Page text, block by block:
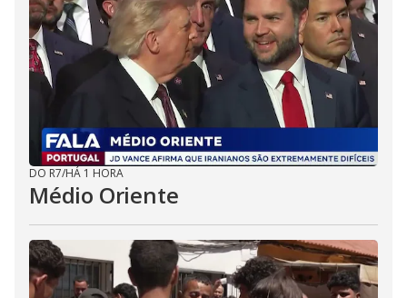
DO R7/HÁ 1 HORA
Médio Oriente